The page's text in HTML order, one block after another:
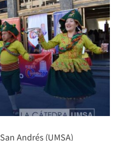
Andrés (UMSA)